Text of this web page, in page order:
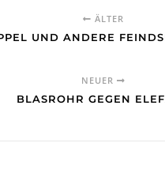
ÄLTER
UND ANDERE
NEUER
BLASROHR GEGEN